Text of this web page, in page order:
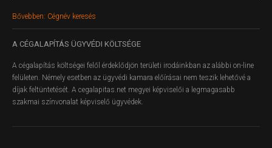
Bővebben: Cégnév keresés
A CÉGALAPÍTÁS ÜGYVÉDI KÖLTSÉGE
A cégalapítás költségei felől érdeklődjön területi irodáinkban az alábbi on-line
felületen. Némely esetben az ügyvédi kamara előírásai nem teszik lehetővé a
díjak feltüntetését. A cegalapitas.net megyei képviselői a legmagasabb
szakmai színvonalat képviselő ügyvédek.